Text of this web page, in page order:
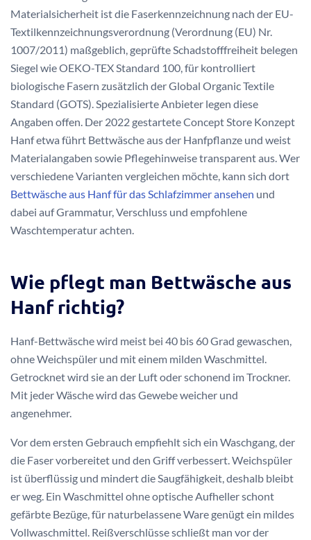
Materialsicherheit ist die Faserkennzeichnung nach der EU-
Textilkennzeichnungsverordnung (Verordnung (EU) Nr.
1007/2011) maßgeblich, geprüfte Schadstofffreiheit belegen
Siegel wie OEKO-TEX Standard 100, für kontrolliert
biologische Fasern zusätzlich der Global Organic Textile
Standard (GOTS). Spezialisierte Anbieter legen diese
Angaben offen. Der 2022 gestartete Concept Store Konzept
Hanf etwa führt Bettwäsche aus der Hanfpflanze und weist
Materialangaben sowie Pflegehinweise transparent aus. Wer
verschiedene Varianten vergleichen möchte, kann sich dort
Bettwäsche aus Hanf für das Schlafzimmer ansehen und
dabei auf Grammatur, Verschluss und empfohlene
Waschtemperatur achten.
Wie pflegt man Bettwäsche aus
Hanf richtig?
Hanf-Bettwäsche wird meist bei 40 bis 60 Grad gewaschen,
ohne Weichspüler und mit einem milden Waschmittel.
Getrocknet wird sie an der Luft oder schonend im Trockner.
Mit jeder Wäsche wird das Gewebe weicher und
angenehmer.
Vor dem ersten Gebrauch empfiehlt sich ein Waschgang, der
die Faser vorbereitet und den Griff verbessert. Weichspüler
ist überflüssig und mindert die Saugfähigkeit, deshalb bleibt
er weg. Ein Waschmittel ohne optische Aufheller schont
gefärbte Bezüge, für naturbelassene Ware genügt ein mildes
Vollwaschmittel. Reißverschlüsse schließt man vor der